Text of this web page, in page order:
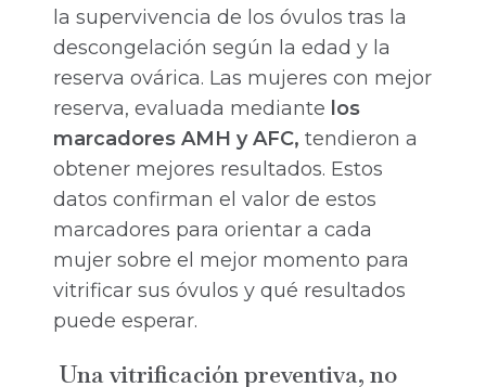
la supervivencia de los óvulos tras la
descongelación según la edad y la
reserva ovárica. Las mujeres con mejor
reserva, evaluada mediante los
marcadores AMH y AFC, tendieron a
obtener mejores resultados. Estos
datos confirman el valor de estos
marcadores para orientar a cada
mujer sobre el mejor momento para
vitrificar sus óvulos y qué resultados
puede esperar.
Una vitrificación preventiva, no